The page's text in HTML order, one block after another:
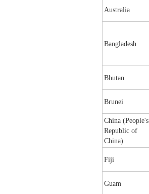
Australia
Bangladesh
Bhutan
Brunei
China (People's
Republic of
China)
Fiji
Guam